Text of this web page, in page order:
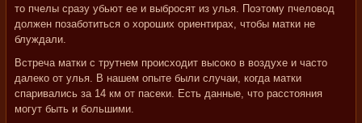
то пчелы сразу убьют ее и выбросят из улья. Поэтому пчеловод
должен позаботиться о хороших ориентирах, чтобы матки не
блуждали.
Встреча матки с трутнем происходит высоко в воздухе и часто
далеко от улья. В нашем опыте были случаи, когда матки
спаривались за 14 км от пасеки. Есть данные, что расстояния
могут быть и большими.